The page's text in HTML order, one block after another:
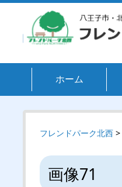
ホーム
フレンドパーク北西 >
画像71